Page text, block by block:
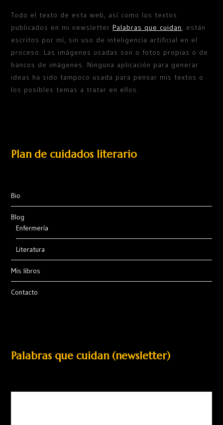
Todo el texto de esta web, así como los textos
publicados en mi newsletterPalabras que cuidan, están
escritos por mí, sin uso de inteligencia artificial en el
proceso. Las imágenes usadas son o fotos propias o de
bancos de imágenes. Ninguna aplicación para generar
ideas ha sido tampoco usada para pensar mis textos o
los posibles temas a tratar en ellos.
Plan de cuidados literario
Bio
Blog
Enfermería
Literatura
Mis libros
Contacto
Palabras que cuidan (newsletter)